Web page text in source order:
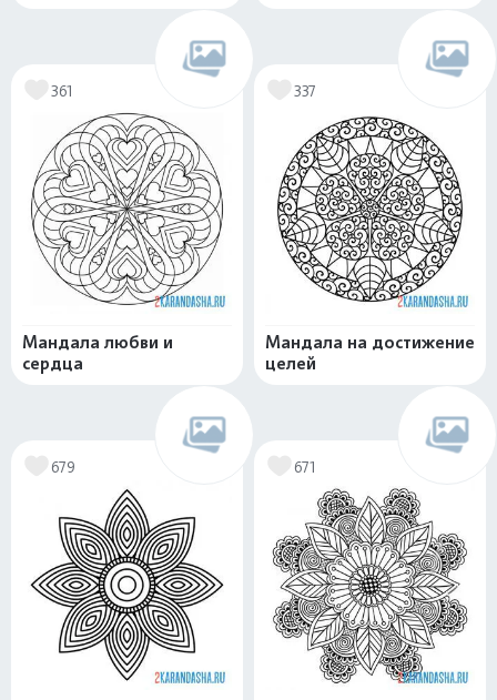
361
Мандала любви и
сердца
337
Мандала на достижение
целей
679 671